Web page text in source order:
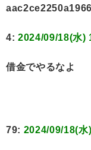
4: 2024/09/18(水)
借金でやるなよ
79: 2024/09/18(